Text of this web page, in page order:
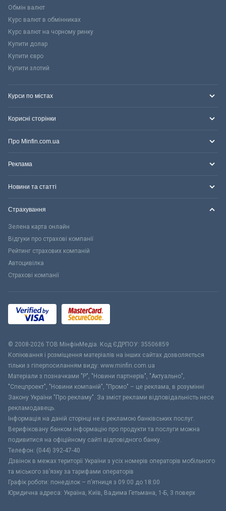
Обмін валют
Курс валют в обмінниках
Курс валют на чорному ринку
Купити долар
Купити євро
Купити злотий
Курси по містах
Корисні сторінки
Про Minfin.com.ua
Реклама
Новини та статті
Страхування
Зелена карта онлайн
Відгуки про страхові компанії
Рейтинг страхових компаній
Автоцивілка
Страхові компанії
© 2008-2026 ТОВ МiнфiнМедiа. Код ЄДРПОУ: 35506859
Копіювання і розміщення матеріалів на інших сайтах дозволяється
тільки з гіперпосиланням виду: www.minfin.com.ua
Матеріали з позначками "Р", "Новини партнерів", "Актуально",
"Спецпроект", "Новини компаній", "Промо" – це реклама, в розумінні
Закону України "Про рекламу". За зміст реклами відповідальність несе
рекламодавець.
Інформація на даній сторінці не є рекламою банківських послуг.
Верифіковану банком інформацію про продукти та послуги можна
подивитися на офіційному сайті відповідного банку.
Телефон: (044) 392-47-40
Дзвінок в межах території України з усіх номерів операторів мобільного
та міського зв’язку за тарифами операторів
Графік роботи: понеділок – п’ятниця з 09:00 до 18:00
Юридична адреса: Україна, Київ, Вадима Гетьмана, 1-Б, 3 поверх